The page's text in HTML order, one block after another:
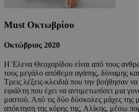
Must Οκτωβρίου
Οκτώβριος 2020
Η Έλενα Θεοχαρίδου είναι από τους
τους μεγάλο απόθεμα αγάπης, δύναμης
Τρεις λέξεις-κλειδιά που την βοήθησαν
εφιάλτη που έχει να αντιμετωπίσει μια
μαστού. Από τις δύο δύσκολες μάχες της
απόκτηση της κόρης της, Αλίκης, μέσω